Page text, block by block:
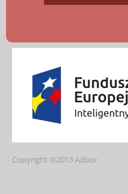
Copyright ©2013 Adbor